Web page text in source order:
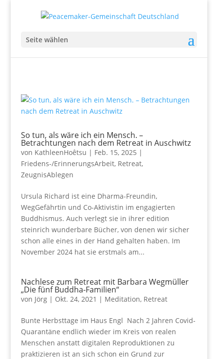
Seite wählen
So tun, als wäre ich ein Mensch. –
Betrachtungen nach dem Retreat in Auschwitz
von KathleenHoêtsu | Feb. 15, 2025 |
Friedens-/ErinnerungsArbeit, Retreat,
ZeugnisAblegen
Ursula Richard ist eine Dharma-Freundin,
WegGefährtin und Co-Aktivistin im engagierten
Buddhismus. Auch verlegt sie in ihrer edition
steinrich wunderbare Bücher, von denen wir sicher
schon alle eines in der Hand gehalten haben. Im
November 2024 hat sie erstmals am...
Nachlese zum Retreat mit Barbara Wegmüller
„Die fünf Buddha-Familien“
von Jörg| Okt. 24, 2021 | Meditation, Retreat
Bunte Herbsttage im Haus Engl Nach 2 Jahren Covid-
Quarantäne endlich wieder im Kreis von realen
Menschen anstatt digitalen Reproduktionen zu
praktizieren ist an sich schon ein Grund zur